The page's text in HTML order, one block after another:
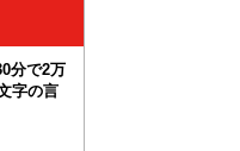
分で2万
字の言